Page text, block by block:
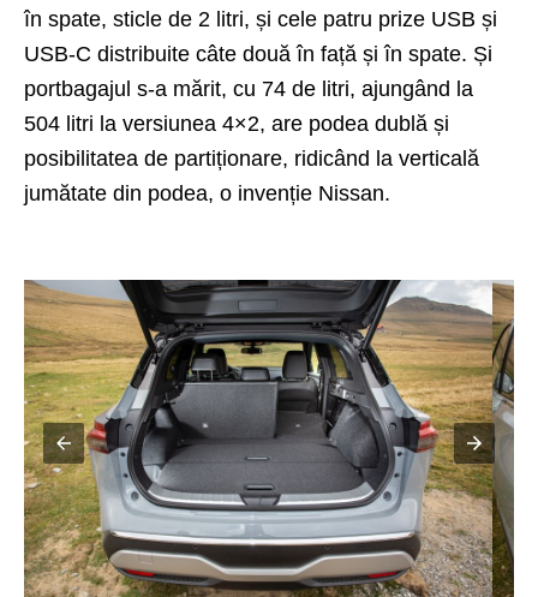
în spate, sticle de 2 litri, și cele patru prize USB și
USB-C distribuite câte două în față și în spate. Și
portbagajul s-a mărit, cu 74 de litri, ajungând la
504 litri la versiunea 4×2, are podea dublă și
posibilitatea de partiționare, ridicând la verticală
jumătate din podea, o invenție Nissan.